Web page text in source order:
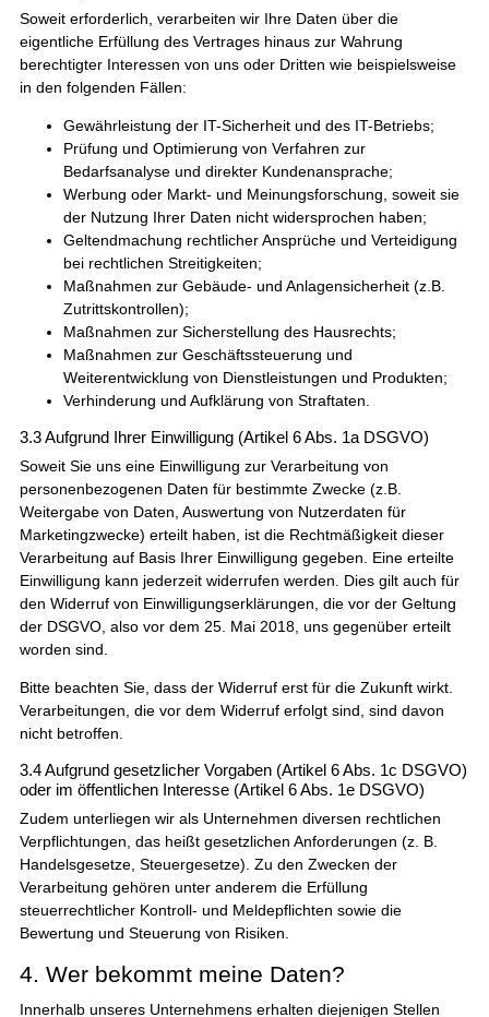
Soweit erforderlich, verarbeiten wir Ihre Daten über die
eigentliche Erfüllung des Vertrages hinaus zur Wahrung
berechtigter Interessen von uns oder Dritten wie beispielsweise
in den folgenden Fällen:
Gewährleistung der IT-Sicherheit und des IT-Betriebs;
Prüfung und Optimierung von Verfahren zur
Bedarfsanalyse und direkter Kundenansprache;
Werbung oder Markt- und Meinungsforschung, soweit sie
der Nutzung Ihrer Daten nicht widersprochen haben;
Geltendmachung rechtlicher Ansprüche und Verteidigung
bei rechtlichen Streitigkeiten;
Maßnahmen zur Gebäude- und Anlagensicherheit (z.B.
Zutrittskontrollen);
Maßnahmen zur Sicherstellung des Hausrechts;
Maßnahmen zur Geschäftssteuerung und
Weiterentwicklung von Dienstleistungen und Produkten;
Verhinderung und Aufklärung von Straftaten.
3.3 Aufgrund Ihrer Einwilligung (Artikel 6 Abs. 1a DSGVO)
Soweit Sie uns eine Einwilligung zur Verarbeitung von
personenbezogenen Daten für bestimmte Zwecke (z.B.
Weitergabe von Daten, Auswertung von Nutzerdaten für
Marketingzwecke) erteilt haben, ist die Rechtmäßigkeit dieser
Verarbeitung auf Basis Ihrer Einwilligung gegeben. Eine erteilte
Einwilligung kann jederzeit widerrufen werden. Dies gilt auch für
den Widerruf von Einwilligungserklärungen, die vor der Geltung
der DSGVO, also vor dem 25. Mai 2018, uns gegenüber erteilt
worden sind.
Bitte beachten Sie, dass der Widerruf erst für die Zukunft wirkt.
Verarbeitungen, die vor dem Widerruf erfolgt sind, sind davon
nicht betroffen.
3.4 Aufgrund gesetzlicher Vorgaben (Artikel 6 Abs. 1c DSGVO)
oder im öffentlichen Interesse (Artikel 6 Abs. 1e DSGVO)
Zudem unterliegen wir als Unternehmen diversen rechtlichen
Verpflichtungen, das heißt gesetzlichen Anforderungen (z. B.
Handelsgesetze, Steuergesetze). Zu den Zwecken der
Verarbeitung gehören unter anderem die Erfüllung
steuerrechtlicher Kontroll- und Meldepflichten sowie die
Bewertung und Steuerung von Risiken.
4. Wer bekommt meine Daten?
Innerhalb unseres Unternehmens erhalten diejenigen Stellen